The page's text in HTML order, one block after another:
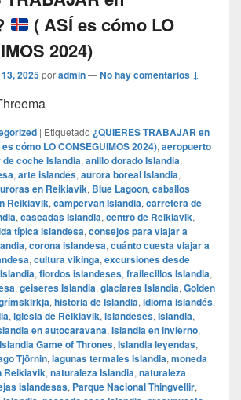
( ASÍ es cómo LO
2024)
2025poradmin—No hay comentarios ↓
| Etiquetado ¿QUIERES TRABAJAR en
es cómo LO CONSEGUIMOS 2024), aeropuerto
coche Islandia, anillo dorado Islandia,
, arte islandés, aurora boreal Islandia,
en Reikiavik, Blue Lagoon, caballos
Reikiavik, campervan Islandia, carretera de
, cascadas Islandia, centro de Reikiavik,
típica islandesa, consejos para viajar a
, corona islandesa, cuánto cuesta viajar a
, cultura vikinga, excursiones desde
, fiordos islandeses, frailecillos Islandia,
, geiseres Islandia, glaciares Islandia, Golden
, historia de Islandia, idioma islandés,
, iglesia de Reikiavik, islandeses, Islandia,
en autocaravana, Islandia en invierno,
Islandia Game of Thrones, Islandia leyendas,
Tjörnin, lagunas termales Islandia, moneda
Reikiavik, naturaleza Islandia, naturaleza
islandesas, Parque Nacional Thingvellir,